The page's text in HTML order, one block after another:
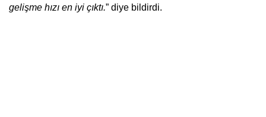
gelişme hızı en iyi çıktı.” diye bildirdi.